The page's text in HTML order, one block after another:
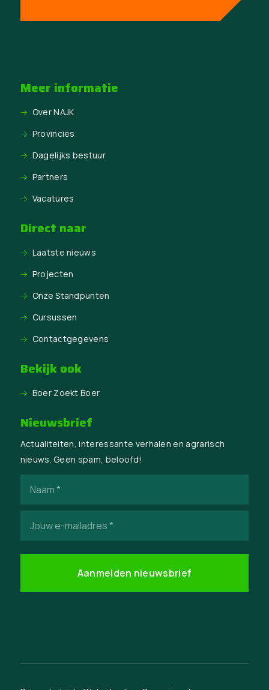
Meer informatie
Over NAJK
Provincies
Dagelijks bestuur
Partners
Vacatures
Direct naar
Laatste nieuws
Projecten
Onze Standpunten
Cursussen
Contactgegevens
Bekijk ook
Boer Zoekt Boer
Nieuwsbrief
Actualiteiten, interessante verhalen en agrarisch
nieuws. Geen spam, beloofd!
mailadres